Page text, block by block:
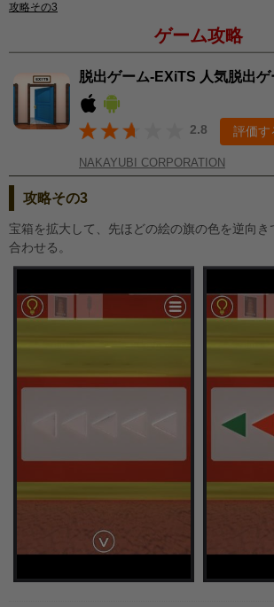
攻略その3
ゲーム攻略
脱出ゲーム-EXiTS 人気脱出ゲ
2.8 評価す
NAKAYUBI CORPORATION
攻略その3
宝箱を拡大して、先ほどの絵の旗の色を逆向き
合わせる。